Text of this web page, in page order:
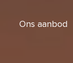
Ons aanbod